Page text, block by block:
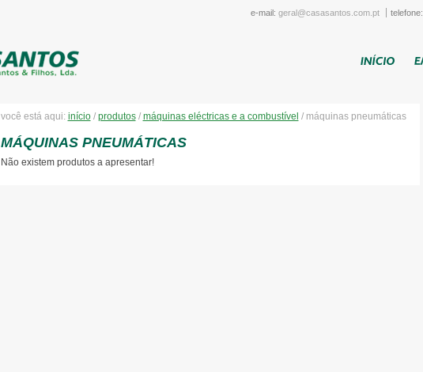
e-mail: geral@casasantos.com.pt telefone:
você está aqui: início/ produtos/ máquinas eléctricas e a combustível / máquinas pneumáticas
MÁQUINAS PNEUMÁTICAS
Não existem produtos a apresentar!